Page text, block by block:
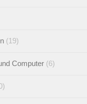
(19)
Computer (6)